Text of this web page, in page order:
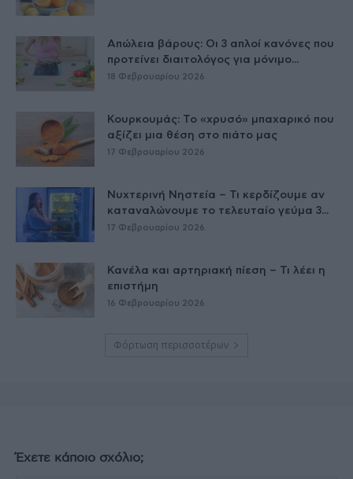
Απώλεια βάρους: Οι 3 απλοί κανόνες που
προτείνει διαιτολόγος για μόνιμο...
18 Φεβρουαρίου 2026
Κουρκουμάς: Το «χρυσό» μπαχαρικό που
αξίζει μια θέση στο πιάτο μας
17 Φεβρουαρίου 2026
Νυχτερινή Νηστεία – Τι κερδίζουμε αν
καταναλώνουμε το τελευταίο γεύμα 3...
17 Φεβρουαρίου 2026
Κανέλα και αρτηριακή πίεση – Τι λέει η
επιστήμη
16 Φεβρουαρίου 2026
Φόρτωση περισσοτέρων
Έχετε κάποιο σχόλιο;